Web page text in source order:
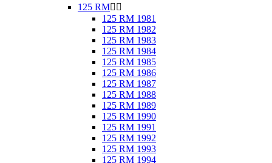
125 RM 
125 RM 1981
125 RM 1982
125 RM 1983
125 RM 1984
125 RM 1985
125 RM 1986
125 RM 1987
125 RM 1988
125 RM 1989
125 RM 1990
125 RM 1991
125 RM 1992
125 RM 1993
125 RM 1994